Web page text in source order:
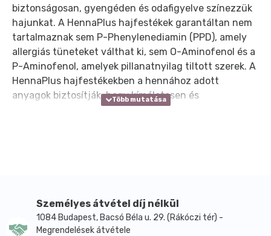
biztonságosan, gyengéden és odafigyelve színezzük
hajunkat. A HennaPlus hajfestékek garantáltan nem
tartalmaznak sem P-Phenylenediamin (PPD), amely
allergiás tüneteket válthat ki, sem O-Aminofenol és a
P-Aminofenol, amelyek pillanatnyilag tiltott szerek. A
HennaPlus hajfestékekben a hennához adott
anyagok biztosítják, hogy kíméletesen és
biztonságosan festhessük hajunkat.
teszi a hajat, megelőzi a hajtöredezést és az erőteljes
hajhullást.
A Resorcinol gondoskodik a meleg színek
Személyes átvétel díj nélkül
1084 Budapest, Bacsó Béla u. 29. (Rákóczi tér) -
Megrendelések átvétele